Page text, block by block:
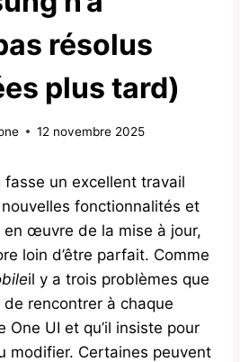
résolus
plus tard)
12 novembre 2025
fasse un excellent travail
fonctionnalités et
œuvre de la mise à jour,
loin d’être parfait. Comme
il y a trois problèmes que
rencontrer à chaque
One UI et qu’il insiste pour
modifier. Certaines peuvent